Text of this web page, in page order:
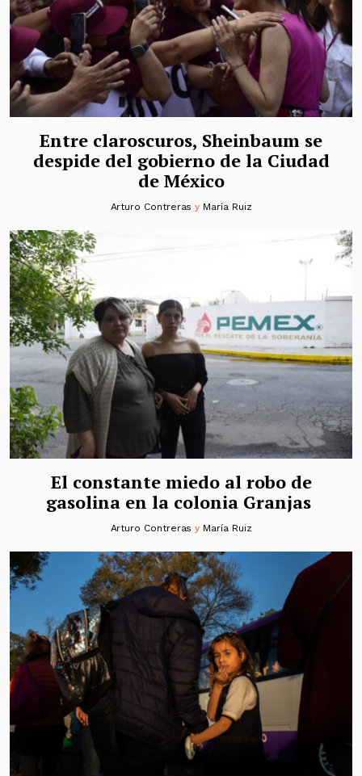
Entre claroscuros, Sheinbaum se
despide del gobierno de la Ciudad
de México
Arturo Contreras y María Ruiz
El constante miedo al robo de
gasolina en la colonia Granjas
Arturo Contreras y María Ruiz